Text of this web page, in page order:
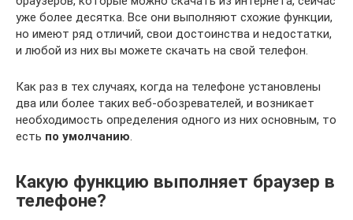
уже более десятка. Все они выполняют схожие функции,
но имеют ряд отличий, свои достоинства и недостатки,
и любой из них вы можете скачать на свой телефон.
Как раз в тех случаях, когда на телефоне установлены
два или более таких веб-обозревателей, и возникает
необходимость определения одного из них основным, то
есть по умолчанию.
Какую функцию выполняет браузер в
телефоне?